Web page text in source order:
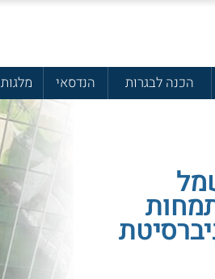
הכנה לבגרות הנדסאי מלגות